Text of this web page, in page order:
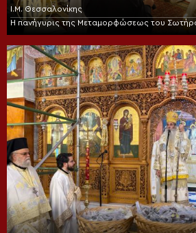
Ι.Μ. Θεσσαλονίκης
Η πανήγυρις της Μεταμορφώσεως του